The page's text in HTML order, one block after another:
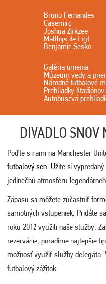
Bruno Fernandes
Casemiro
Joshua Zirkzee
Matthijs de Ligt
Benjamin Sesko
Galéria umenia
Múzeum vedy a
Národné futbalové
Prehliadky štadiónov
Autobusová
DIVADLO SNOV
Poďte s nami na Manchester
futbalový sen. Užite si vypredaný
jedinečnú atmosféru
Zápasu sa môžete zúčastniť
samotných vstupeniek. Pridáte
roku 2012 využili naše služby.
rezervácie, poradíme najlepšie
možnosť využiť služby delegáta.
futbalový zážitok.